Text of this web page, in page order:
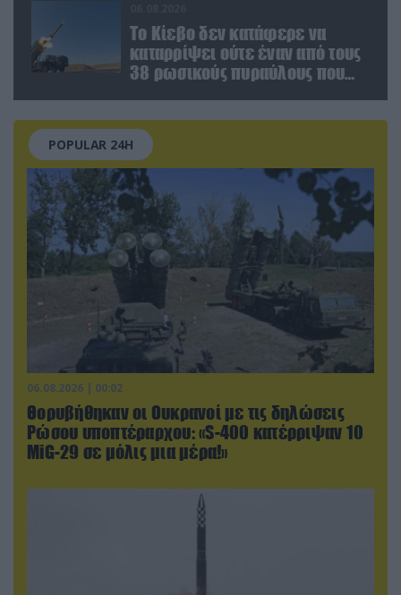
Το Κίεβο δεν κατάφερε να
καταρρίψει ούτε έναν από τους
38 ρωσικούς πυραύλους που
POPULAR 24H
06.08.2026 | 00:02
Θορυβήθηκαν οι Ουκρανοί με τις δηλώσεις
Ρώσου υποπτέραρχου: «S-400 κατέρριψαν 10
MiG-29 σε μόλις μια μέρα!»